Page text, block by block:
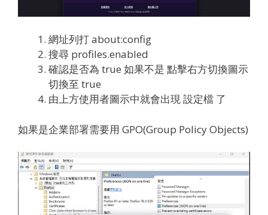
網址列打 about:config
搜尋 profiles.enabled
確認是否為 true 如果不是 點擊右方切換圖示
切換至 true
由上方使用者圖示中就會出現 設定檔 了
如果是企業部署需要用 GPO(Group Policy Objects)